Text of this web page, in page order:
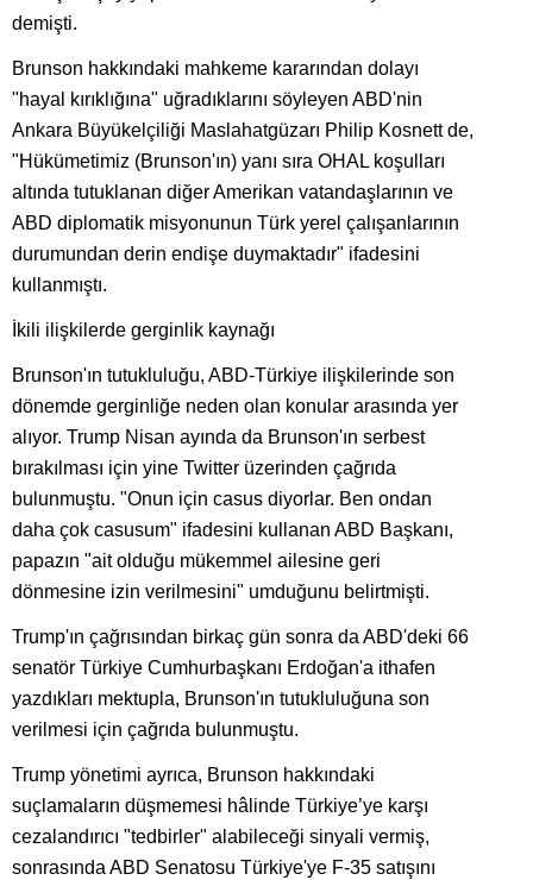
demişti.
Brunson hakkındaki mahkeme kararından dolayı
"hayal kırıklığına" uğradıklarını söyleyen ABD'nin
Ankara Büyükelçiliği Maslahatgüzarı Philip Kosnett de,
"Hükümetimiz (Brunson'ın) yanı sıra OHAL koşulları
altında tutuklanan diğer Amerikan vatandaşlarının ve
ABD diplomatik misyonunun Türk yerel çalışanlarının
durumundan derin endişe duymaktadır" ifadesini
kullanmıştı.
İkili ilişkilerde gerginlik kaynağı
Brunson'ın tutukluluğu, ABD-Türkiye ilişkilerinde son
dönemde gerginliğe neden olan konular arasında yer
alıyor. Trump Nisan ayında da Brunson'ın serbest
bırakılması için yine Twitter üzerinden çağrıda
bulunmuştu. "Onun için casus diyorlar. Ben ondan
daha çok casusum" ifadesini kullanan ABD Başkanı,
papazın "ait olduğu mükemmel ailesine geri
dönmesine izin verilmesini" umduğunu belirtmişti.
Trump'ın çağrısından birkaç gün sonra da ABD'deki 66
senatör Türkiye Cumhurbaşkanı Erdoğan'a ithafen
yazdıkları mektupla, Brunson'ın tutukluluğuna son
verilmesi için çağrıda bulunmuştu.
Trump yönetimi ayrıca, Brunson hakkındaki
suçlamaların düşmemesi hâlinde Türkiye’ye karşı
cezalandırıcı "tedbirler" alabileceği sinyali vermiş,
sonrasında ABD Senatosu Türkiye'ye F-35 satışını